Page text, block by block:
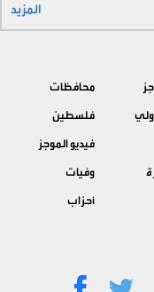
المزيد
محافظات
فلسطين
فيديو الموجز
وفيات
أحزاب